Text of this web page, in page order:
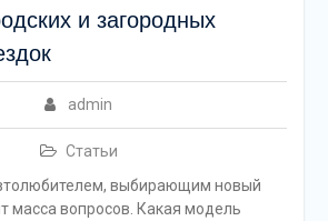
и загородных
admin
Статьи
выбирающим новый
масса вопросов. Какая модель